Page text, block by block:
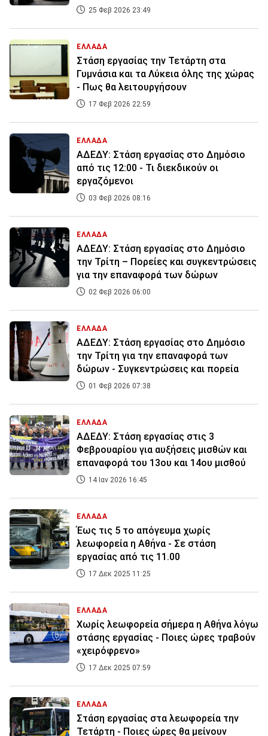
25 Φεβ 2026 23:49
ΕΛΛΑΔΑ
Στάση εργασίας την Τετάρτη στα
Γυμνάσια και τα Λύκεια όλης της χώρας
- Πως θα λειτουργήσουν
17 Φεβ 2026 22:59
ΕΛΛΑΔΑ
ΑΔΕΔΥ: Στάση εργασίας στο Δημόσιο
από τις 12:00 - Τι διεκδικούν οι
εργαζόμενοι
03 Φεβ 2026 08:16
ΕΛΛΑΔΑ
ΑΔΕΔΥ: Στάση εργασίας στο Δημόσιο
την Τρίτη – Πορείες και συγκεντρώσεις
για την επαναφορά των δώρων
02 Φεβ 2026 06:00
ΕΛΛΑΔΑ
ΑΔΕΔΥ: Στάση εργασίας στο Δημόσιο
την Τρίτη για την επαναφορά των
δώρων - Συγκεντρώσεις και πορεία
01 Φεβ 2026 07:38
ΕΛΛΑΔΑ
ΑΔΕΔΥ: Στάση εργασίας στις 3
Φεβρουαρίου για αυξήσεις μισθών και
επαναφορά του 13ου και 14ου μισθού
14 Ιαν 2026 16:45
ΕΛΛΑΔΑ
Έως τις 5 το απόγευμα χωρίς
λεωφορεία η Αθήνα - Σε στάση
εργασίας από τις 11.00
17 Δεκ 2025 11:25
ΕΛΛΑΔΑ
Χωρίς λεωφορεία σήμερα η Αθήνα λόγω
στάσης εργασίας - Ποιες ώρες τραβούν
«χειρόφρενο»
17 Δεκ 2025 07:59
ΕΛΛΑΔΑ
Στάση εργασίας στα λεωφορεία την
Τετάρτη - Ποιες ώρες θα μείνουν